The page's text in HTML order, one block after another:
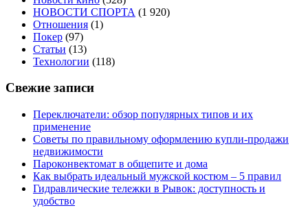
НОВОСТИ СПОРТА (1 920)
Отношения (1)
Покер (97)
Статьи (13)
Технологии (118)
Свежие записи
Переключатели: обзор популярных типов и их
применение
Советы по правильному оформлению купли-продажи
недвижимости
Пароконвектомат в общепите и дома
Как выбрать идеальный мужской костюм – 5 правил
Гидравлические тележки в Рывок: доступность и
удобство